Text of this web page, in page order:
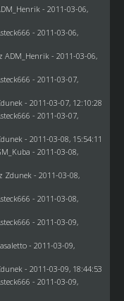
- 2011-03-06,
- 2011-03-06,
ADM_Henrik - 2011-03-06,
- 2011-03-07,
- 2011-03-07, 12:10:28
- 2011-03-07,
- 2011-03-08, 15:54:11
- 2011-03-08,
Zdunek - 2011-03-08,
- 2011-03-08,
- 2011-03-09,
- 2011-03-09,
- 2011-03-09, 18:44:53
- 2011-03-09,